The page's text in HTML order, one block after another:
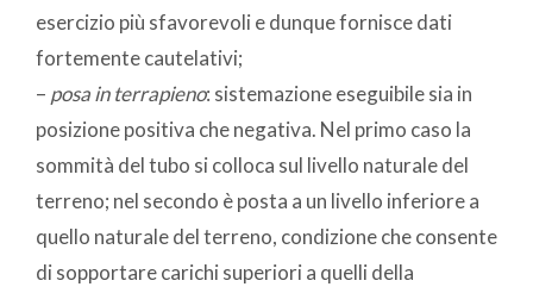
esercizio più sfavorevoli e dunque fornisce dati
fortemente cautelativi;
– posa in terrapieno: sistemazione eseguibile sia in
posizione positiva che negativa. Nel primo caso la
sommità del tubo si colloca sul livello naturale del
terreno; nel secondo è posta a un livello inferiore a
quello naturale del terreno, condizione che consente
di sopportare carichi superiori a quelli della